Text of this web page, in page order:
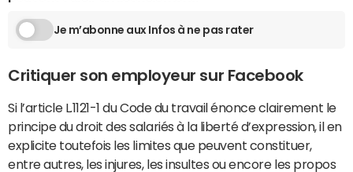
Je m’abonne aux Infos à ne pas rater
Critiquer son employeur sur Facebook
Si l’article L.1121-1 du Code du travail énonce clairement le
principe du droit des salariés à la liberté d’expression, il en
explicite toutefois les limites que peuvent constituer,
entre autres, les injures, les insultes ou encore les propos